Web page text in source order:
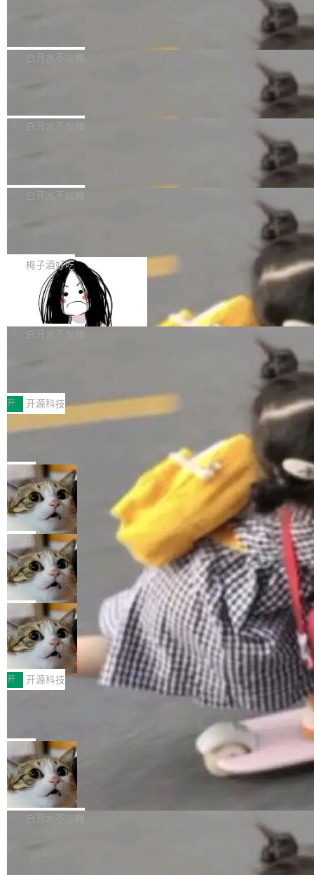
不得生成涉及安全性的关键变更，除非作者本身
36个月。 公告显示，本次宇树科技战略配售对
员工参与设立的专项资产管理计划。其中，Dee
获配9...
Bug fixes and enhancements 修复多次传递同
一个回归问题，该问题导致拉取镜像时会拒绝包
题，该问题可能导致在旧版 Linux 内核...
白开水不加糖
e 孵化器项目管理委员会（IPMC）投票中获得
P）！这一里程碑不仅标志着 Fluss 迈入新的发
白开水不加糖
长期停止内容更新，未能实现其作为“AI版维基百
提交的编辑请求也长期处于待处理状态。 Groki
pedia 于去年底上线，定位为由人工智能生成内
容的百科平台，被马斯克视为传统众包百科网站
维基百科的替代方案。Lawfare 调查发现，无论
热门页面还是低关注度页面，均未出现近期更
白开水不加糖
是这样的：配 MessageSource 的 Bean、写 R
eloadableResourceBundleMessageSource、
声明 LocaleResolver、注册 LocaleChangeInt
erceptor…五六步之后才能看到第一行翻译文
本。 Solon 换了个方式。整个 i18n 模块围绕三
梅子酒好吃
Apache Doris 4.1 全面增强 Iceberg：
支持 UPDATE、MERGE INTO 与 Iceb
erg V3
Apache Doris 4.1 要补齐的，正是缺失的那一
半。在已有查询能力的基础上，Doris 进一步支
常维护操作，并完整支持 Iceberg V3 格式。
白开水不加糖
村国家自主创新示范区会议中心开幕。本届大会
由中关村智联软件服务业质量创新联盟主办，以
“智构可信·质创未来——AI原生时代的质量新范
式”为主题，直面AI从实验室走向规模化产业落地
的核心质量命题。会上，《2026智能研发生产力
工具选型手册》发布，Testin云测的Testin XAge
nt智能测试系统入选AI测试领域代表产品。对CI
O而言，这提示了一个转变：AI测试正在从效率
工具升级为企业的质量基础设施。 CIO面对的新
现实 过去两年，CIO们的焦虑清单上多了两项：
一是如何让大模型和智能体应用安全地从PoC走
向生产，二是如何让测试团队跟得上AI应用...
开 开源科技
让非法状态不可表示：一篇关于 ADT
有一种东西，一旦用过就回不去了。Alex Fedos
eev 管它叫"软件设计的基石"。 他说的东西不新
鲜——代数数据类型（ADT），尤其是和类型
（sum type）。但他说清楚了一件事：这不是类
型系统的学术体操，是日常编码的思维方式。 文
章从一个简单的例子切入。一个网站的深色主题
设置，如果用布尔值 + 可空字段来表示——bool
ean 表示是否可切换，nullable 的默认模式、浅
色方案、深色方案——会产生大量无意义的组
合。方案缺了、配置冲突了、全 null 了。要知道
哪些组合有效，作者说，你得靠"文档、校验、或
者部落知识"。 换个写法。Rust 的 enum，两个
变体：Switchable...
局
Cloudflare 开源内部企业 AI 平台 Clou
dflare OS
Cloudflare 发布了一个开源项目 Cloudflare O
S。如果你只看官方博客，你会觉得这是又一
个"AI 知识库 + 聊天机器人"——每个大厂都在
做，没什么新鲜的。 但 Kenton Varda 在 Twitte
r 上把事情说清楚了： 今天我们发布了 Cloudfla
re OS，一个带连接器的聊天机器人，跟其他所
有科技公司做的一样。只不过，实际上它不一
样。这是 Sandstorm.io 的重制版，我十年前的
那个创业公司。不同的是，这次它构建在 Cloudf
lare Workers 上——我花了九年时间搭建的平台
——并且深度集成了 AI。这基本上是我十年秘密
局
Deno 团队开源 Celld，可自托管的分
布式 Durable Objects
Ryan Dahl 领导的 Deno 团队推出了最新开源项
目 Celld，一个能在自己机器上运行 Cloudflare
Workers 和 Durable Objects 的守护进程。 设
计思路很直接：每个对象是一个独立的 SQLite
数据库，按名称寻址，复制到你自己的 S3 兼容
存储库里。节点之间只通过这个存储库协调——
没有控制平面，没有共识协议。每个对象自带一
个小型数据库，应用天然按分片构建，单个数据
库的竞争和爆炸半径问题在设计层面就被消除
了。 闲置的 cell 会休眠到几乎不占资源。当 cel
l 迁移或唤醒时，新宿主从 S3 恢复 SQLite 数据
库继续执行。存储库是持久化的唯一真相...
局
鲁大师7月新机性能/流畅/AI榜：vivo夺
性能、流畅双第一，三星Galaxy Z系列
新折叠缺席
2026年7月的手机市场，由于存储等硬件成本暴
增，手机厂商的日子也不好过啊，新机速度明显
放缓，因此硝烟味淡了许多。新机参数规格除开
高价的三星折叠（三星Galaxy Z Fold8 Ultra / Z
Fold8 / Z Flip8）外，其余要么是中低端机器，
例如iQOO Z11i、REDMI Note 17、REDMI No
te 17 Pro、OPPO K15，要么是vivo X300 E这
样的次旗舰。 Galaxy Z Fold8 Ultra / Z Fold8 /
Z Flip8三款折叠屏新机均在7月22日发布，且全
部搭载骁龙8 Elite Gen5 for Galaxy，它们本该
开 开源科技
Zed 编辑器团队发布了新项目——DeltaDB，一
个在 git commit 之间记录每一次编辑操作的版
本控制系统。目前处于 Early Access 阶段。 De
ltaDB 的核心思路直接写在 landing page 最显
眼的位置：「Software is made between com
mits」——软件是在 commit 之间写出来的。git
局
SpaceXAI 单季资本开支达 183 亿美元
根据风险投资人Tomer Tunguz 博客（VC 分
析）披露的最新分析与第二季度业绩报告，Spac
白开水不加糖